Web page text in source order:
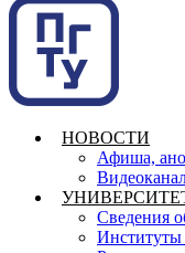
НОВОСТИ
Афиша,
Сведения
Институты